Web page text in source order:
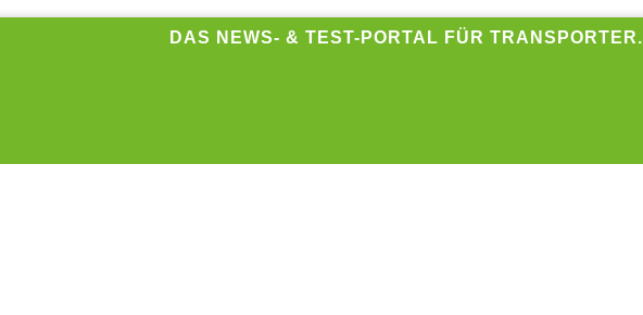
DAS NEWS- & TEST-PORTAL FÜR TRANSPORTER.